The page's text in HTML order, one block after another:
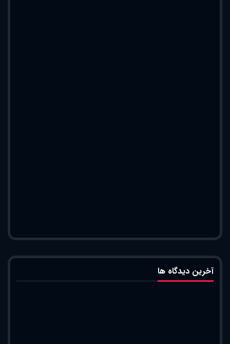
آخرین دیدگاه ها